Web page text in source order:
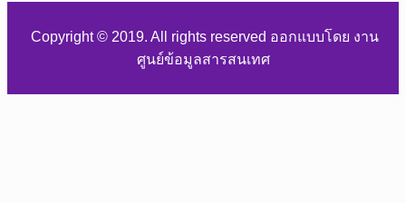
Copyright © 2019. All rights reserved ออกแบบโดย งาน
ศูนย์ข้อมูลสารสนเทศ